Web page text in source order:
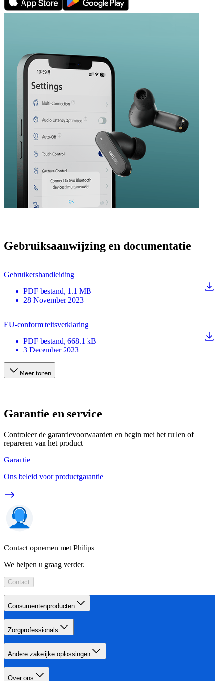
Gebruiksaanwijzing en documentatie
Gebruikershandleiding
PDF bestand, 1.1 MB
28 November 2023
EU-conformiteitsverklaring
PDF bestand, 668.1 kB
3 December 2023
Meer tonen
Garantie en service
Controleer de garantievoorwaarden en begin met het ruilen of
repareren van het product
Garantie
Ons beleid voor productgarantie
Contact opnemen met Philips
We helpen u graag verder.
Contact
Consumentenproducten
Zorgprofessionals
Andere zakelijke oplossingen
Over ons